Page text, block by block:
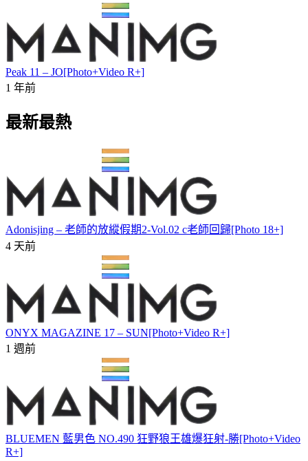
Peak 11 – JO[Photo+Video R+]
1 年前
最新最熱
Adonisjing – 老師的放縱假期2-Vol.02 c老師回歸[Photo 18+]
4 天前
ONYX MAGAZINE 17 – SUN[Photo+Video R+]
1 週前
BLUEMEN 藍男色 NO.490 狂野狼王雄爆狂射-勝[Photo+Video
R+]